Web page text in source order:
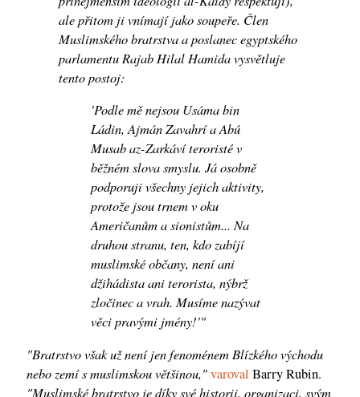
ale přitom ji vnímají jako soupeře. Člen
Muslimského bratrstva a poslanec egyptského
parlamentu Rajab Hilal Hamida vysvětluje
tento postoj:
'Podle mě nejsou Usáma bin
Ládin, Ajmán Zavahrí a Abú
Musab az-Zarkáví teroristé v
běžném slova smyslu. Já osobně
podporuji všechny jejich aktivity,
protože jsou trnem v oku
Američanům a sionistům... Na
druhou stranu, ten, kdo zabíjí
muslimské občany, není ani
džihádista ani terorista, nýbrž
zločinec a vrah. Musíme nazývat
věci pravými jmény!'"
"Bratrstvo však už není jen fenoménem Blízkého východu
nebo zemí s muslimskou většinou,"varoval Barry Rubin.
"Muslimské bratrstvo je díky své historii, organizaci, svým